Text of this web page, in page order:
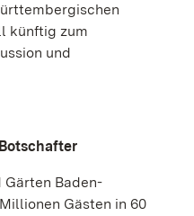
künftig zum
und
Gärten Baden-
Gästen in 60